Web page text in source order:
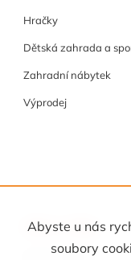
Abyste u nás
soubory
Hračky
Dětská zahrada a
Zahradní nábytek
Výprodej
Akce a tipy
Akční nabídka